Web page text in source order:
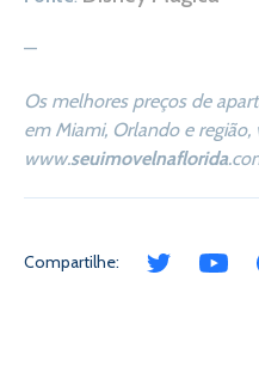
—
Os melhores preços de
em Miami, Orlando e região,
www.seuimovelnaflorida
Compartilhe: